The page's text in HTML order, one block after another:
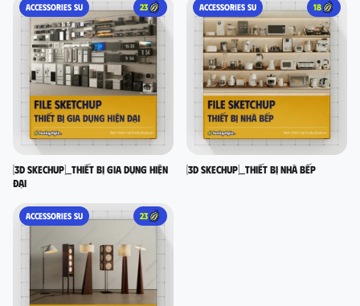
ACCESSORIES SU 23
[3D SKECHUP]_Thiết bị gia dụng hiện
đại
ACCESSORIES SU 18
[3D SKECHUP]_Thiết bị nhà bếp
ACCESSORIES SU 23